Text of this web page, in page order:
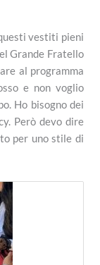
vestiti pieni
Grande Fratello
al programma
e non voglio
Ho bisogno dei
Però devo dire
per uno stile di